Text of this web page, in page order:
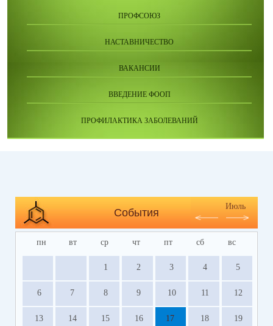
ПРОФСОЮЗ
НАСТАВНИЧЕСТВО
ВАКАНСИИ
ВВЕДЕНИЕ ФООП
ПРОФИЛАКТИКА ЗАБОЛЕВАНИЙ
События
Июль
пн вт ср чт пт сб вс
1 2 3 4 5
6 7 8 9 10 11 12
13 14 15 16 17 18 19